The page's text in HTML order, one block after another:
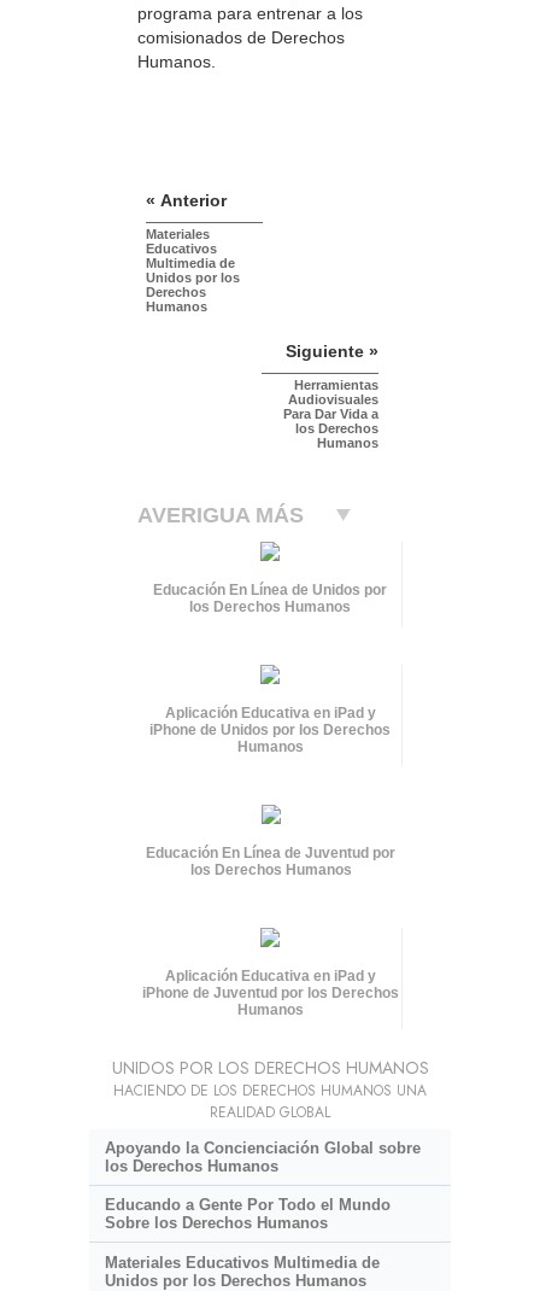
programa para entrenar a los
comisionados de Derechos
Humanos.
« Anterior
Materiales
Educativos
Multimedia de
Unidos por los
Derechos
Humanos
Siguiente »
Herramientas
Audiovisuales
Para Dar Vida a
los Derechos
Humanos
AVERIGUA MÁS
Educación En Línea de Unidos por
los Derechos Humanos
Aplicación Educativa en iPad y
iPhone de Unidos por los Derechos
Humanos
Educación En Línea de Juventud por
los Derechos Humanos
Aplicación Educativa en iPad y
iPhone de Juventud por los Derechos
Humanos
UNIDOS POR LOS DERECHOS HUMANOS
HACIENDO DE LOS DERECHOS HUMANOS UNA
REALIDAD GLOBAL
Apoyando la Concienciación Global sobre
los Derechos Humanos
Educando a Gente Por Todo el Mundo
Sobre los Derechos Humanos
Materiales Educativos Multimedia de
Unidos por los Derechos Humanos